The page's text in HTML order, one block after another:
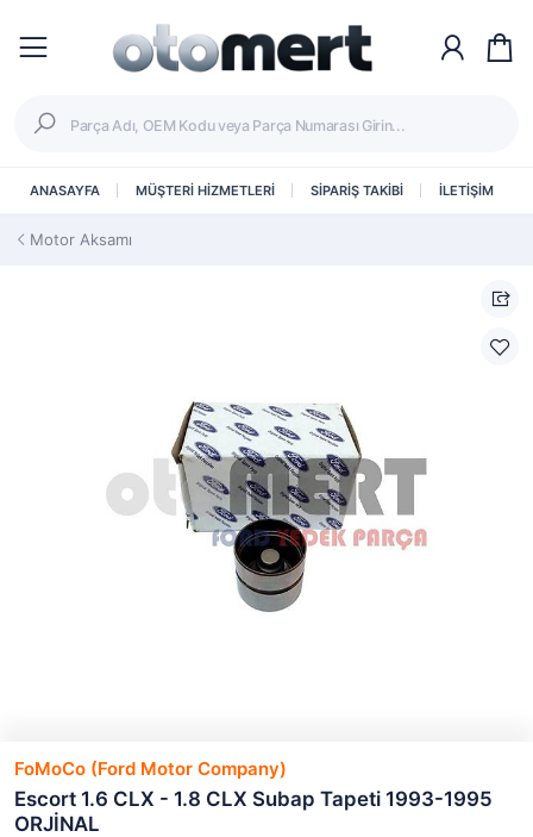
ANASAYFA MÜŞTERİ HİZMETLERİ SİPARİŞ TAKİBİ İLETİŞİM
Motor Aksamı
FoMoCo (Ford Motor Company)
Escort 1.6 CLX - 1.8 CLX Subap Tapeti 1993-1995
ORJİNAL